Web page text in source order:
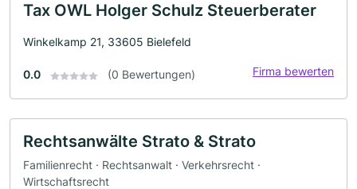
Tax OWL Holger Schulz Steuerberater
Winkelkamp 21, 33605 Bielefeld
0.0 (0 Bewertungen) Firma bewerten
Rechtsanwälte Strato & Strato
Familienrecht · Rechtsanwalt · Verkehrsrecht ·
Wirtschaftsrecht